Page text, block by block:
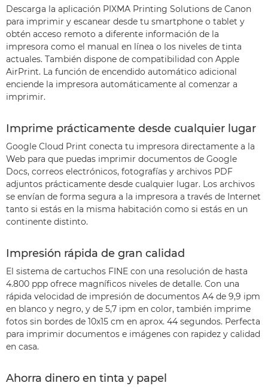
Descarga la aplicación PIXMA Printing Solutions de Canon
para imprimir y escanear desde tu smartphone o tablet y
obtén acceso remoto a diferente información de la
impresora como el manual en línea o los niveles de tinta
actuales. También dispone de compatibilidad con Apple
AirPrint. La función de encendido automático adicional
enciende la impresora automáticamente al comenzar a
imprimir.
Imprime prácticamente desde cualquier lugar
Google Cloud Print conecta tu impresora directamente a la
Web para que puedas imprimir documentos de Google
Docs, correos electrónicos, fotografías y archivos PDF
adjuntos prácticamente desde cualquier lugar. Los archivos
se envían de forma segura a la impresora a través de Internet
tanto si estás en la misma habitación como si estás en un
continente distinto.
Impresión rápida de gran calidad
El sistema de cartuchos FINE con una resolución de hasta
4.800 ppp ofrece magníficos niveles de detalle. Con una
rápida velocidad de impresión de documentos A4 de 9,9 ipm
en blanco y negro, y de 5,7 ipm en color, también imprime
fotos sin bordes de 10x15 cm en aprox. 44 segundos. Perfecta
para imprimir documentos e imágenes con rapidez y calidad
en casa.
Ahorra dinero en tinta y papel